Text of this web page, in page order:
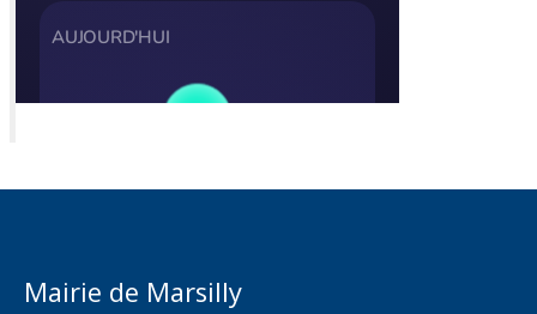
Mairie de Marsilly